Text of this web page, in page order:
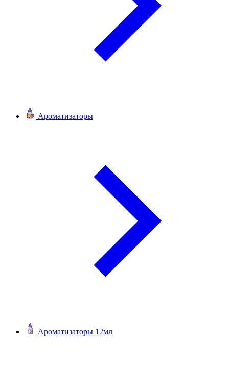
Ароматизаторы
Ароматизаторы 12мл